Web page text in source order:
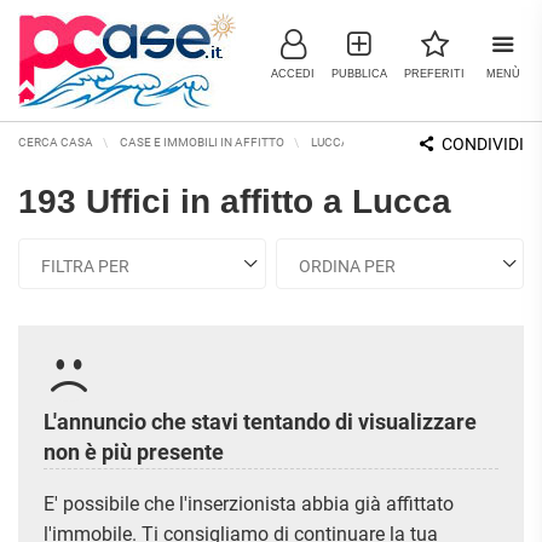
ACCEDI PUBBLICA PREFERITI MENÙ
CONDIVIDI
MONOLOCALI
BILOCALI
QUADRILOCALI
COMMERCIALI
MAGAZZINI
UFFICI
APPARTAMENTI NUOVI
RISTRUTTURATI
APPARTAMENTI VICINO ALLA
METROPOLITANA
CERCA CASA CASE E IMMOBILI IN AFFITTO LUCCA E PROVINCIA LUCCA
193 Uffici in affitto a Lucca
L'annuncio che stavi tentando di visualizzare
non è più presente
E' possibile che l'inserzionista abbia già affittato
l'immobile. Ti consigliamo di continuare la tua